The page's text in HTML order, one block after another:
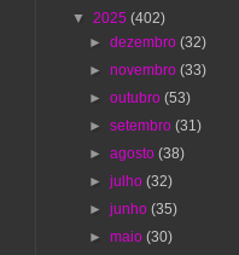
▼ 2025 (402)
►dezembro(32)
►novembro(33)
►outubro(53)
►setembro(31)
►agosto(38)
►julho(32)
►junho(35)
►maio(30)